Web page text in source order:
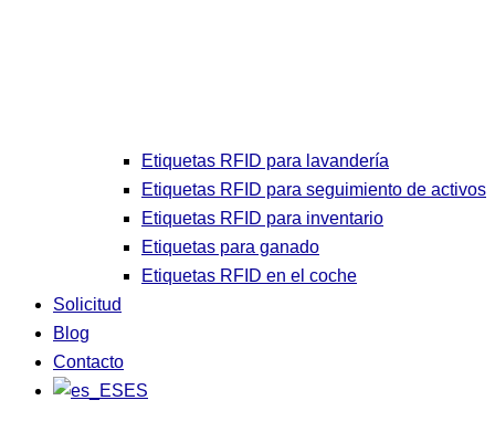
Etiquetas RFID para lavandería
Etiquetas RFID para seguimiento de activos
Etiquetas RFID para inventario
Etiquetas para ganado
Etiquetas RFID en el coche
Solicitud
Blog
Contacto
ES